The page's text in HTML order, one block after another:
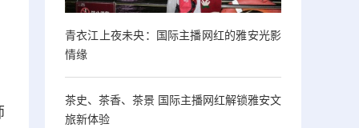
青衣江上夜未央：国际主播网红的雅安光影
情缘
茶史、茶香、茶景 国际主播网红解锁雅安文
旅新体验